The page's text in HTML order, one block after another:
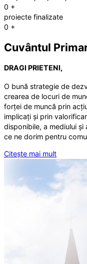
0 +
proiecte finalizate
0 +
Cuvântul
DRAGI PRIETENI,
O bună strategie de
crearea de locuri de
forței de muncă prin
implicați și prin
disponibile, a mediului și
ce ne dorim pentru
Citește mai mult